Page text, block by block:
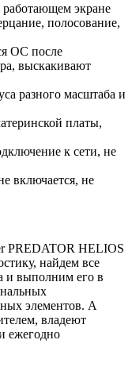
экране
полосование,
ОС после
выскакивают
разного масштаба и
платы,
к сети, не
включается, не
PREDATOR HELIOS
найдем все
и выполним его в
элементов. А
владеют
ежегодно